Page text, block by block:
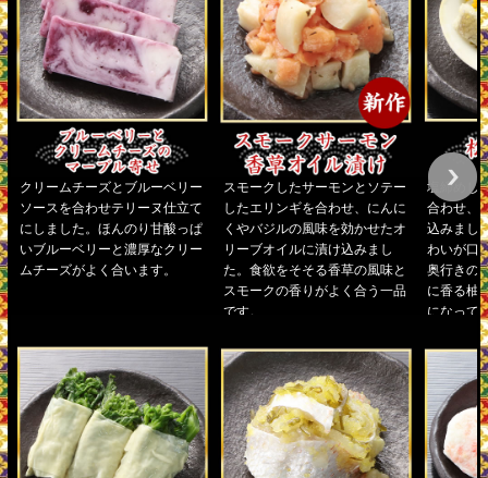
クリームチーズとブルーベリー
ソースを合わせテリーヌ仕立て
にしました。ほんのり甘酸っぱ
いブルーベリーと濃厚なクリー
ムチーズがよく合います。
スモークしたサーモンとソテー
したエリンギを合わせ、にんに
くやバジルの風味を効かせたオ
リーブオイルに漬け込みまし
た。食欲をそそる香草の風味と
スモークの香りがよく合う一品
です。
塩締めし
合わせ、
込みまし
わいが口
奥行きの
に香る柚
になって